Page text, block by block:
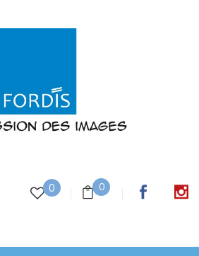
0 0